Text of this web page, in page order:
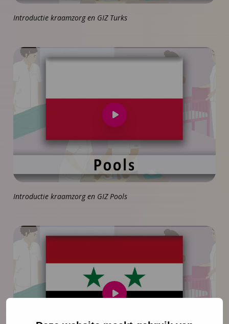
Introductie kraamzorg en GIZ Turks
Speel
af
Introductie kraamzorg en GIZ Pools
Speel